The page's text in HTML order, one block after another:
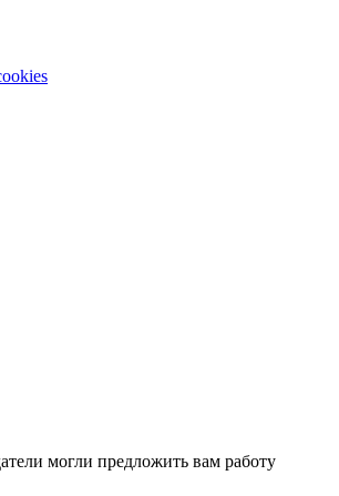
могли предложить вам работу